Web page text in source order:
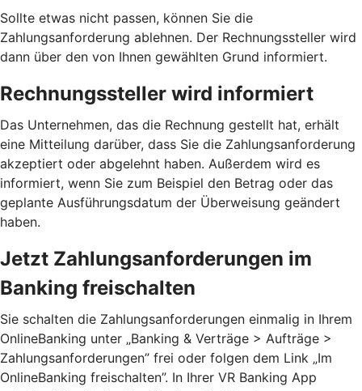
Sollte etwas nicht passen, können Sie die
Zahlungsanforderung ablehnen. Der Rechnungssteller wird
dann über den von Ihnen gewählten Grund informiert.
Rechnungssteller wird informiert
Das Unternehmen, das die Rechnung gestellt hat, erhält
eine Mitteilung darüber, dass Sie die Zahlungsanforderung
akzeptiert oder abgelehnt haben. Außerdem wird es
informiert, wenn Sie zum Beispiel den Betrag oder das
geplante Ausführungsdatum der Überweisung geändert
haben.
Jetzt Zahlungsanforderungen im
Banking freischalten
Sie schalten die Zahlungsanforderungen einmalig in Ihrem
OnlineBanking unter „Banking & Verträge > Aufträge >
Zahlungsanforderungen”­ frei oder folgen dem Link „Im
OnlineBanking freischalten”. In Ihrer VR Banking App